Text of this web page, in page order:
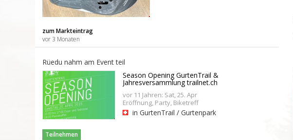
zum Markteintrag
vor 3 Monaten
Rüedu nahm am Event teil
Season Opening GurtenTrail &
Jahresversammlung trailnet.ch
vor 11 Jahren: Sat, 25. Apr
Eröffnung, Party, Biketreff
in GurtenTrail / Gurtenpark
Teilnehmen